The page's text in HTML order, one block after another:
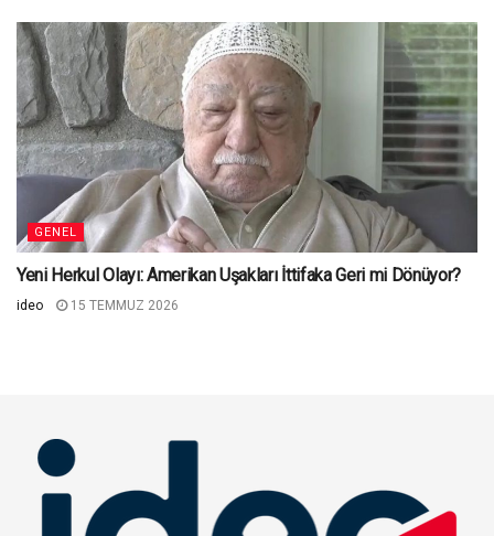
GENEL
Yeni Herkul Olayı: Amerikan Uşakları İttifaka Geri mi Dönüyor?
ideo 15 TEMMUZ 2026